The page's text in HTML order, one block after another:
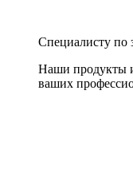
Специалисту по
Наши продукты
ваших